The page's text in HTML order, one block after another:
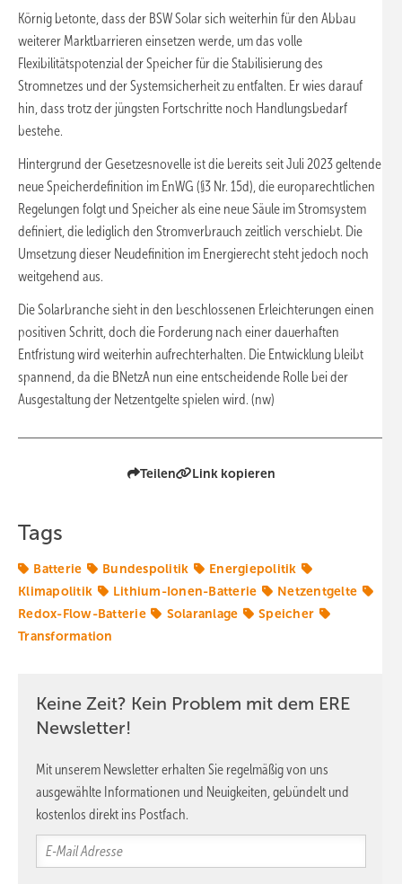
Körnig betonte, dass der BSW Solar sich weiterhin für den Abbau
weiterer Marktbarrieren einsetzen werde, um das volle
Flexibilitätspotenzial der Speicher für die Stabilisierung des
Stromnetzes und der Systemsicherheit zu entfalten. Er wies darauf
hin, dass trotz der jüngsten Fortschritte noch Handlungsbedarf
bestehe.
Hintergrund der Gesetzesnovelle ist die bereits seit Juli 2023 geltende
neue Speicherdefinition im EnWG (§3 Nr. 15d), die europarechtlichen
Regelungen folgt und Speicher als eine neue Säule im Stromsystem
definiert, die lediglich den Stromverbrauch zeitlich verschiebt. Die
Umsetzung dieser Neudefinition im Energierecht steht jedoch noch
weitgehend aus.
Die Solarbranche sieht in den beschlossenen Erleichterungen einen
positiven Schritt, doch die Forderung nach einer dauerhaften
Entfristung wird weiterhin aufrechterhalten. Die Entwicklung bleibt
spannend, da die BNetzA nun eine entscheidende Rolle bei der
Ausgestaltung der Netzentgelte spielen wird. (nw)
Teilen Link kopieren
Tags
Batterie Bundespolitik
Energiepolitik
Klimapolitik
Lithium-Ionen-Batterie
Netzentgelte
Redox-Flow-Batterie
Solaranlage
Speicher
Transformation
Keine Zeit? Kein Problem mit dem ERE
Newsletter!
Mit unserem Newsletter erhalten Sie regelmäßig von uns
ausgewählte Informationen und Neuigkeiten, gebündelt und
kostenlos direkt ins Postfach.